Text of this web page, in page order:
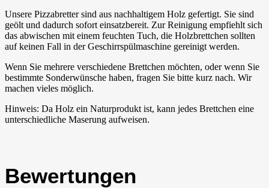
Unsere Pizzabretter sind aus nachhaltigem Holz gefertigt. Sie sind
geölt und dadurch sofort einsatzbereit. Zur Reinigung empfiehlt sich
das abwischen mit einem feuchten Tuch, die Holzbrettchen sollten
auf keinen Fall in der Geschirrspülmaschine gereinigt werden.
Wenn Sie mehrere verschiedene Brettchen möchten, oder wenn Sie
bestimmte Sonderwünsche haben, fragen Sie bitte kurz nach. Wir
machen vieles möglich.
Hinweis: Da Holz ein Naturprodukt ist, kann jedes Brettchen eine
unterschiedliche Maserung aufweisen.
Bewertungen